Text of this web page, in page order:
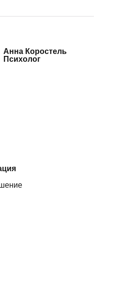
Анна Коростель
Психолог